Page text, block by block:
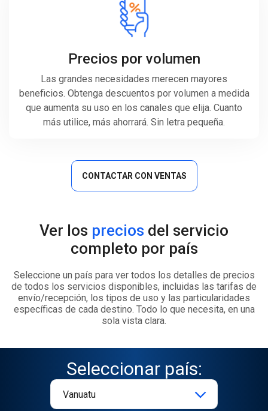
Precios por volumen
Las grandes necesidades merecen mayores
beneficios. Obtenga descuentos por volumen a medida
que aumenta su uso en los canales que elija. Cuanto
más utilice, más ahorrará. Sin letra pequeña.
CONTACTAR CON VENTAS
Ver los precios del servicio
completo por país
Seleccione un país para ver todos los detalles de precios
de todos los servicios disponibles, incluidas las tarifas de
envío/recepción, los tipos de uso y las particularidades
específicas de cada destino. Todo lo que necesita, en una
sola vista clara.
Seleccionar país: